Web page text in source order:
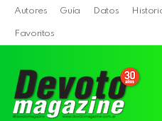
Autores Guía Datos
Favoritos